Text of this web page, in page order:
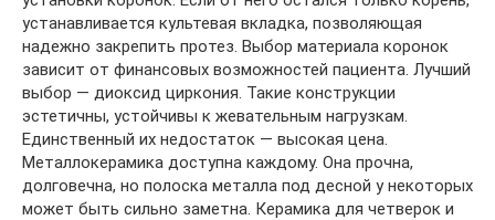
устанавливается культевая вкладка, позволяющая
надежно закрепить протез. Выбор материала коронок
зависит от финансовых возможностей пациента. Лучший
выбор — диоксид циркония. Такие конструкции
эстетичны, устойчивы к жевательным нагрузкам.
Единственный их недостаток — высокая цена.
Металлокерамика доступна каждому. Она прочна,
долговечна, но полоска металла под десной у некоторых
может быть сильно заметна. Керамика для четверок и